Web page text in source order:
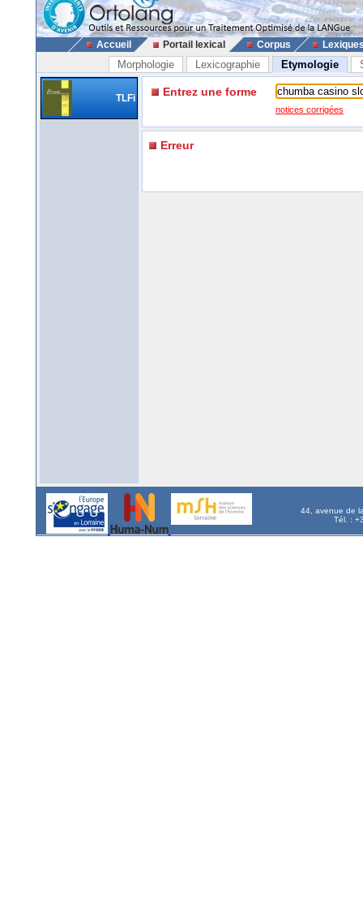
Accueil Portail lexical Corpus
Morphologie Lexicographie Etymologie
TLFi Entrez une forme
notices corrigées
Erreur
44, avenue de
Tél. :